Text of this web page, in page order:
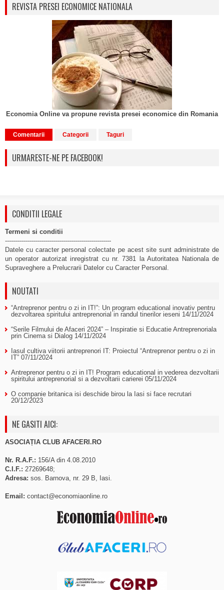
REVISTA PRESEI ECONOMICE NATIONALA
Economia Online va propune revista presei economice din Romania
Comentarii Categorii Taguri
URMARESTE-NE PE FACEBOOK!
CONDITII LEGALE
Termeni si conditii
-----------------------------------------------------
Datele cu caracter personal colectate pe acest site sunt administrate de
un operator autorizat inregistrat cu nr. 7381 la Autoritatea Nationala de
Supraveghere a Prelucrarii Datelor cu Caracter Personal.
NOUTATI
“Antreprenor pentru o zi in IT!”: Un program educational inovativ pentru
dezvoltarea spiritului antreprenorial in randul tinerilor ieseni 14/11/2024
“Serile Filmului de Afaceri 2024” – Inspiratie si Educatie Antreprenoriala
prin Cinema si Dialog 14/11/2024
Iasul cultiva viitorii antreprenori IT: Proiectul “Antreprenor pentru o zi in
IT” 07/11/2024
Antreprenor pentru o zi in IT! Program educational in vederea dezvoltarii
spiritului antreprenorial si a dezvoltarii carierei 05/11/2024
O companie britanica isi deschide birou la Iasi si face recrutari
20/12/2023
NE GASITI AICI:
ASOCIAȚIA CLUB AFACERI.RO
Nr. R.A.F.: 156/A din 4.08.2010
C.I.F.: 27269648;
Adresa: sos. Barnova, nr. 29 B, Iasi.
Email: contact@economiaonline.ro